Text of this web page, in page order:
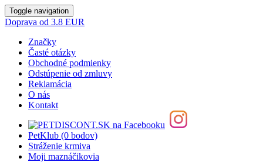
Toggle navigation
Doprava od 3.8 EUR
Značky
Časté otázky
Obchodné podmienky
Odstúpenie od zmluvy
Reklamácia
O nás
Kontakt
PetKlub (0 bodov)
Stráženie krmiva
Moji maznáčikovia